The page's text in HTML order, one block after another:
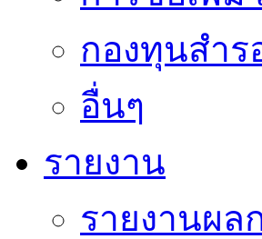
กองทุนสำร
อื่นๆ
รายงาน
รายงานผล